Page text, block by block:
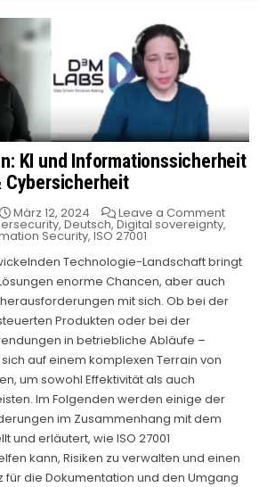
KI und Informationssicherheit
Cybersicherheit
März 12, 2024 Leave a Commenton
und
&
, Deutsch,Digital sovereignty,
Security, ISO 27001
Technologie-Landschaft bringt
enorme Chancen, aber auch
mit sich. Ob bei der
Produkten oder bei der
in betriebliche Abläufe –
auf einem komplexen Terrain von
um sowohl Effektivität als auch
Im Folgenden werden einige der
im Zusammenhang mit dem
und erläutert, wie ISO 27001
kann, Risiken zu verwalten und einen
für die Dokumentation und den Umgang